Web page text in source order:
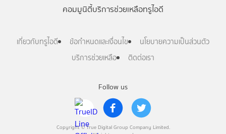
Follow us
Copyright © True Digital Group Company Limited.
คอมมูนิตี้บริการช่วยเหลือทรูไอดี
เกี่ยวกับทรูไอดี ข้อกำหนดและเงื่อนไข
นโยบายความเป็นส่วนตัว
บริการช่วยเหลือ
ติดต่อเรา